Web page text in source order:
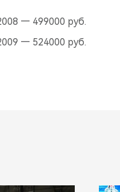
— 499000 руб.
— 524000 руб.